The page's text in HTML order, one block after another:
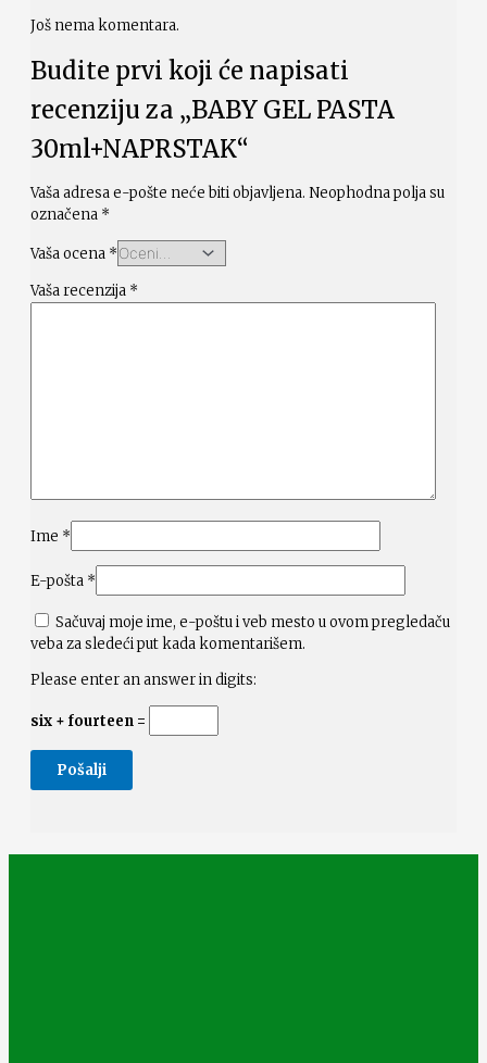
Još nema komentara.
Budite prvi koji će napisati
recenziju za „BABY GEL PASTA
30ml+NAPRSTAK“
Vaša adresa e-pošte neće biti objavljena. Neophodna polja su
označena *
Vaša ocena *
Vaša recenzija *
Ime *
E-pošta *
Sačuvaj moje ime, e-poštu i veb mesto u ovom pregledaču
veba za sledeći put kada komentarišem.
Please enter an answer in digits:
six + fourteen =